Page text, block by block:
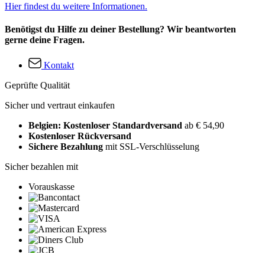
Hier findest du weitere Informationen.
Benötigst du Hilfe zu deiner Bestellung? Wir beantworten
gerne deine Fragen.
Kontakt
Geprüfte Qualität
Sicher und vertraut einkaufen
Belgien: Kostenloser Standardversand ab € 54,90
Kostenloser Rückversand
Sichere Bezahlung mit SSL-Verschlüsselung
Sicher bezahlen mit
Vorauskasse